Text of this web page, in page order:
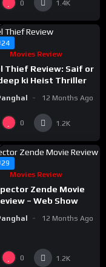
0 1.4K
Movies Review
Thief Review: Saif or
ki Heist Thriller
12 Months Ago
0 1.2K
Movies Review
Zende Movie
– Web Show
12 Months Ago
0 1.2K